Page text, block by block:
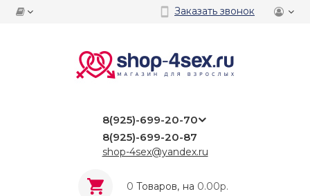
Заказать звонок
8(925)-699-20-70
8(925)-699-20-87
shop-4sex@yandex.ru
0 Tоваров, на 0.00р.